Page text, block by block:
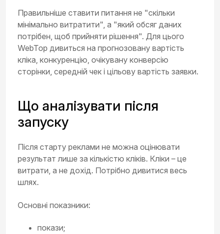
Правильніше ставити питання не "скільки
мінімально витратити", а "який обсяг даних
потрібен, щоб прийняти рішення". Для цього
WebTop дивиться на прогнозовану вартість
кліка, конкуренцію, очікувану конверсію
сторінки, середній чек і цільову вартість заявки.
Що аналізувати після
запуску
Після старту реклами не можна оцінювати
результат лише за кількістю кліків. Кліки – це
витрати, а не дохід. Потрібно дивитися весь
шлях.
Основні показники:
покази;